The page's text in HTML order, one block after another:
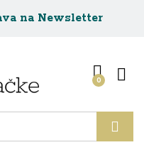
na Newsletter
0